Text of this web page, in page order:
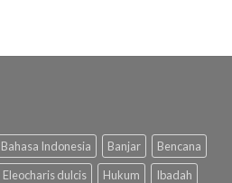
Bahasa Indonesia Banjar
Bencana
Eleocharis dulcis Hukum
Ibadah